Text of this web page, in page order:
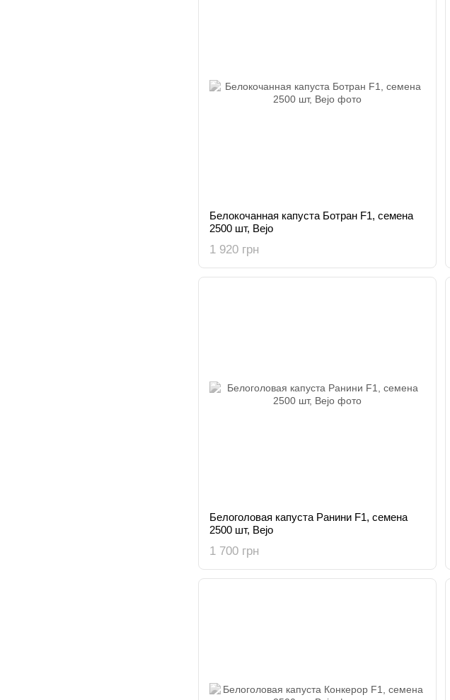
Белокочанная капуста Ботран F1, семена
2500 шт, Bejo
1 920 грн
Белоголовая капуста Ранини F1, семена
2500 шт, Bejo
1 700 грн